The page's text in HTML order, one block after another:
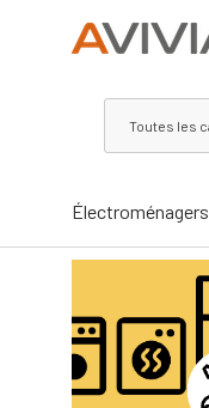
les
Électroménagers